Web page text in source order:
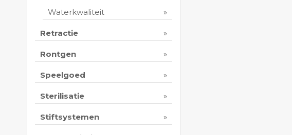
Waterkwaliteit
Retractie
Rontgen
Speelgoed
Sterilisatie
Stiftsystemen